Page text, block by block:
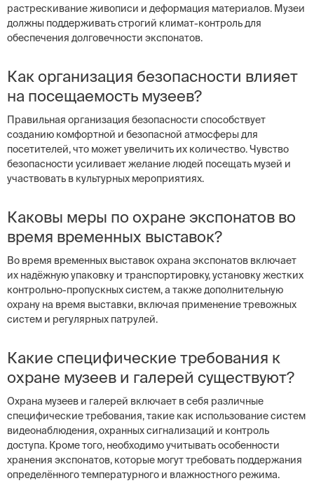
растрескивание живописи и деформация материалов. Музеи
должны поддерживать строгий климат-контроль для
обеспечения долговечности экспонатов.
Как организация безопасности влияет
на посещаемость музеев?
Правильная организация безопасности способствует
созданию комфортной и безопасной атмосферы для
посетителей, что может увеличить их количество. Чувство
безопасности усиливает желание людей посещать музей и
участвовать в культурных мероприятиях.
Каковы меры по охране экспонатов во
время временных выставок?
Во время временных выставок охрана экспонатов включает
их надёжную упаковку и транспортировку, установку жестких
контрольно-пропускных систем, а также дополнительную
охрану на время выставки, включая применение тревожных
систем и регулярных патрулей.
Какие специфические требования к
охране музеев и галерей существуют?
Охрана музеев и галерей включает в себя различные
специфические требования, такие как использование систем
видеонаблюдения, охранных сигнализаций и контроль
доступа. Кроме того, необходимо учитывать особенности
хранения экспонатов, которые могут требовать поддержания
определённого температурного и влажностного режима.